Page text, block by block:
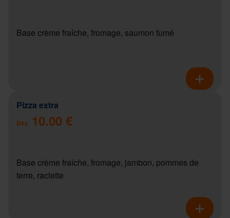
Base crème fraîche, fromage, saumon fumé
Pizza extra
Dès 10.00 €
Base crème fraîche, fromage, jambon, pommes de
terre, raclette